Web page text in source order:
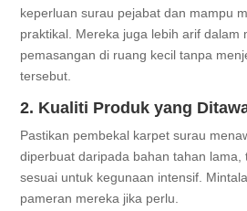
keperluan surau pejabat dan mampu
praktikal. Mereka juga lebih arif dalam
pemasangan di ruang kecil tanpa
tersebut.
2. Kualiti Produk yang
Pastikan pembekal karpet surau
diperbuat daripada bahan tahan lama,
sesuai untuk kegunaan intensif.
pameran mereka jika perlu.